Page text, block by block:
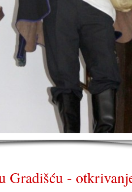
Gradišću -